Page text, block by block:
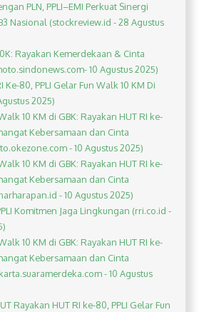
PLN, PPLI–EMI Perkuat Sinergi
Nasional (stockreview.id - 28 Agustus
Rayakan Kemerdekaan & Cinta
10 Agustus 2025)
Ke-80, PPLI Gelar Fun Walk 10 KM Di
2025)
10 KM di GBK: Rayakan HUT RI ke-
Kebersamaan dan Cinta
- 10 Agustus 2025)
10 KM di GBK: Rayakan HUT RI ke-
Kebersamaan dan Cinta
- 10 Agustus 2025)
Komitmen Jaga Lingkungan (rri.co.id -
10 KM di GBK: Rayakan HUT RI ke-
Kebersamaan dan Cinta
- 10 Agustus
Rayakan HUT RI ke-80, PPLI Gelar Fun